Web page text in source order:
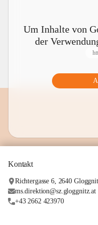
Um Inhalte von
der
Kontakt
Richtergasse 6, 2640
ms.direktion@sz.gloggnitz.at
+43 2662 423970